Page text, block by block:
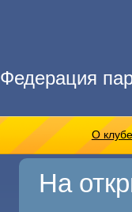
На
Федерация
О клубе